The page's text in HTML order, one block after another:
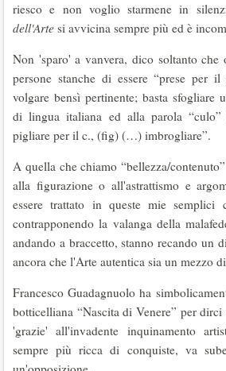
riesco e non voglio starmene in
dell'Arte si avvicina sempre più ed è
Non 'sparo' a vanvera, dico soltanto
persone stanche di essere “prese per
volgare bensì pertinente; basta sfogliare
di lingua italiana ed alla parola “culo”
pigliare per il c., (fig) (…) imbrogliare”.
A quella che chiamo “bellezza/
alla figurazione o all'astrattismo e
essere trattato in queste mie semplici
contrapponendo la valanga della
andando a braccetto, stanno recando un
ancora che l'Arte autentica sia un mezzo
Francesco Guadagnuolo ha
botticelliana “Nascita di Venere” per
'grazie' all'invadente inquinamento
sempre più ricca di conquiste, va